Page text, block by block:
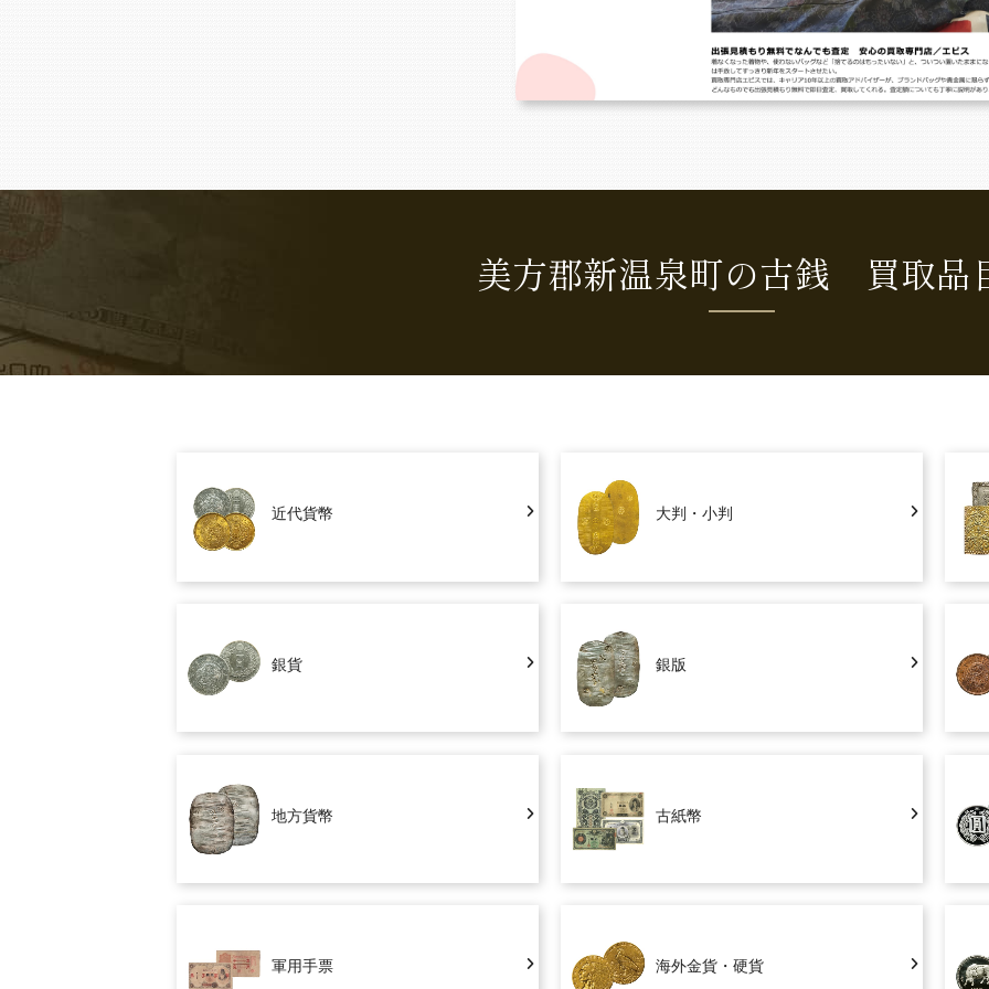
美方郡新温泉町の古銭 買取品
近代貨幣 大判・小判
銀貨 銀版
地方貨幣 古紙幣
軍用手票 海外金貨・硬貨